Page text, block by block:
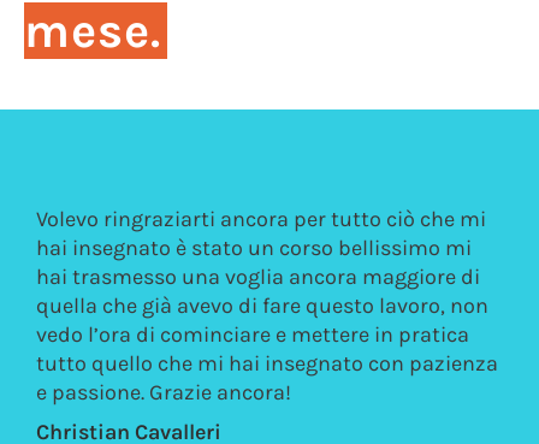
mese.
tutto ciò che mi
bellissimo mi
maggiore di
questo lavoro, non
in pratica
con pazienza
Ciao Carlo, volevo ringraziarti per
presso il tuo laboratorio. Ho
approccio molto professionale
amichevole , proprio come quello
maestro che ha il piacere di
conoscenza agli allievi. Ho
così in specifico la tecnica, ma
suggerimenti più generali molto